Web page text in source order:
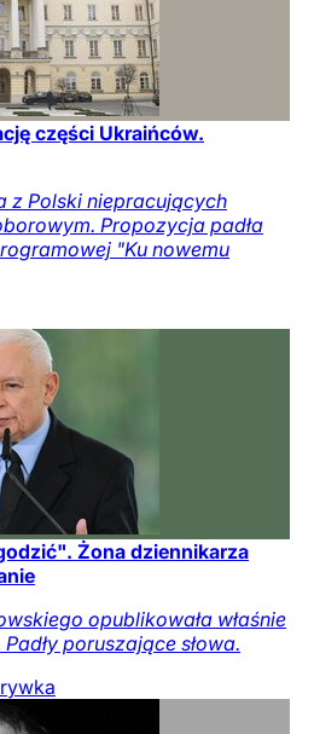
części Ukraińców.
z Polski niepracujących
Propozycja padła
"Ku nowemu
Żona dziennikarza
opublikowała właśnie
poruszające słowa.